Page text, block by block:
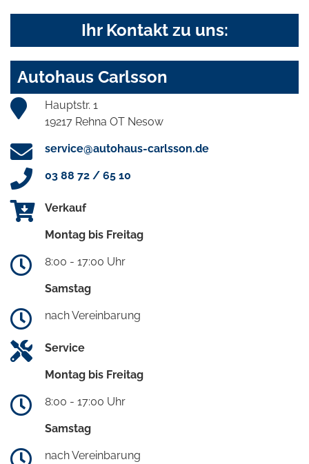
Ihr Kontakt zu uns:
Autohaus Carlsson
Hauptstr. 1
19217 Rehna OT Nesow
service@autohaus-carlsson.de
03 88 72 / 65 10
Verkauf
Montag bis Freitag
8:00 - 17:00 Uhr
Samstag
nach Vereinbarung
Service
Montag bis Freitag
8:00 - 17:00 Uhr
Samstag
nach Vereinbarung